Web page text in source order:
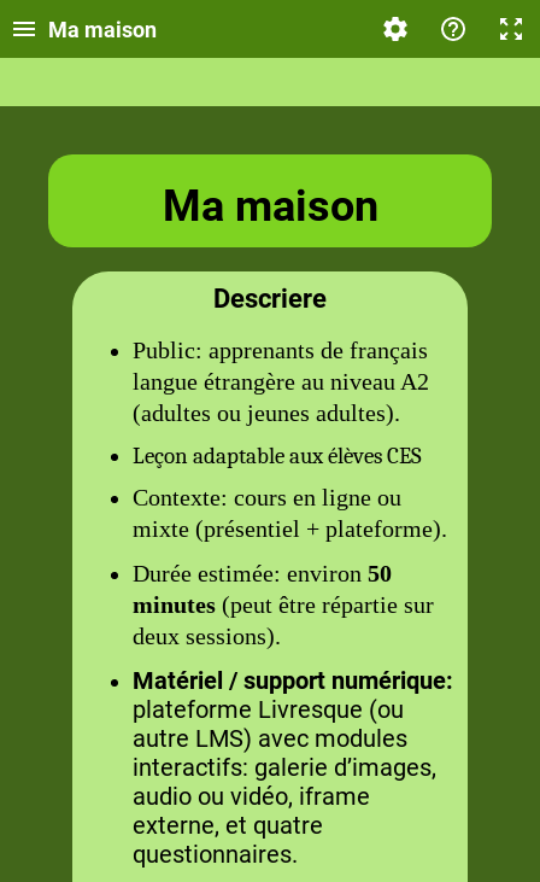
Ma maison
Ma maison
Descriere
Public: apprenants de français
langue étrangère au niveau A2
(adultes ou jeunes adultes).
Leçon adaptable aux élèves CES
Contexte: cours en ligne ou
mixte (présentiel + plateforme).
Durée estimée: environ 50
minutes (peut être répartie sur
deux sessions).
Matériel / support numérique:
plateforme Livresque (ou
autre LMS) avec modules
interactifs: galerie d’images,
audio ou vidéo, iframe
externe, et quatre
questionnaires.